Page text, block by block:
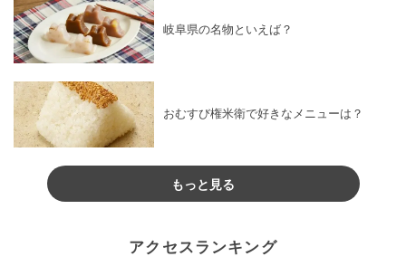
岐阜県の名物といえば？
おむすび権米衛で好きなメニューは？
もっと見る
アクセスランキング